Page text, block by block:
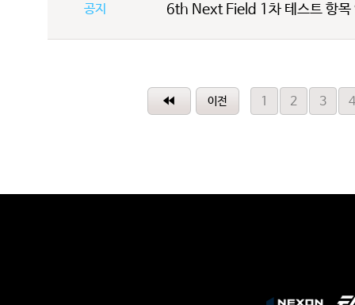
공지 6th Next Field 1차 테스트 항목
1 2 3 4